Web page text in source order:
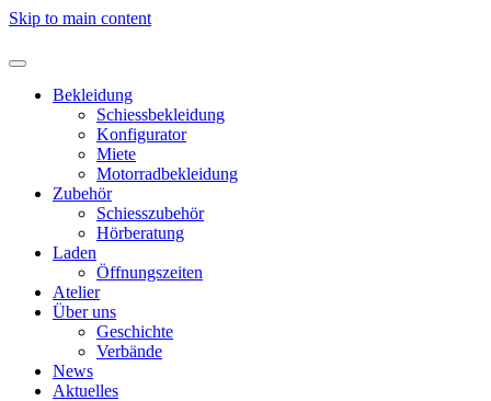
Skip to main content
Bekleidung
Schiessbekleidung
Konfigurator
Miete
Motorradbekleidung
Zubehör
Schiesszubehör
Hörberatung
Laden
Öffnungszeiten
Atelier
Über uns
Geschichte
Verbände
News
Aktuelles